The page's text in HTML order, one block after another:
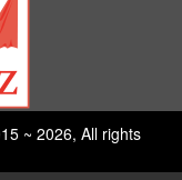
~ 2026, All rights